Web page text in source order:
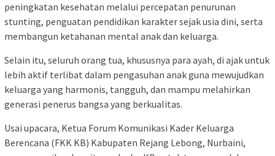
peningkatan kesehatan melalui percepatan penurunan
stunting, penguatan pendidikan karakter sejak usia dini, serta
membangun ketahanan mental anak dan keluarga.
Selain itu, seluruh orang tua, khususnya para ayah, di ajak untuk
lebih aktif terlibat dalam pengasuhan anak guna mewujudkan
keluarga yang harmonis, tangguh, dan mampu melahirkan
generasi penerus bangsa yang berkualitas.
Usai upacara, Ketua Forum Komunikasi Kader Keluarga
Berencana (FKK KB) Kabupaten Rejang Lebong, Nurbaini,